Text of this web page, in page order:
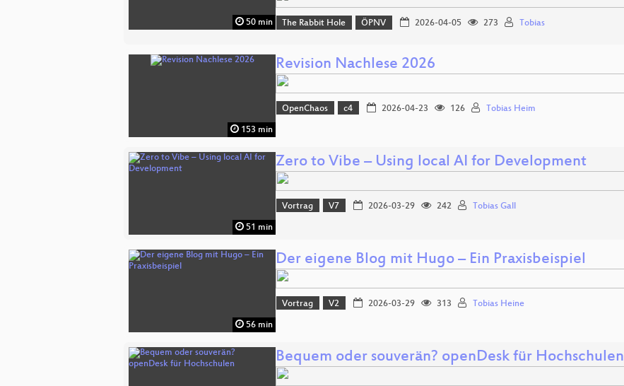
50 min The Rabbit Hole ÖPNV 2026-04-05 273 Tobias
153 min
Revision Nachlese 2026
OpenChaos c4 2026-04-23 126 Tobias Heim
51 min
Zero to Vibe – Using local AI for Development
Vortrag V7 2026-03-29 242 Tobias Gall
56 min
Der eigene Blog mit Hugo – Ein Praxisbeispiel
Vortrag V2 2026-03-29 313 Tobias Heine
Bequem oder souverän? openDesk für Hochschulen